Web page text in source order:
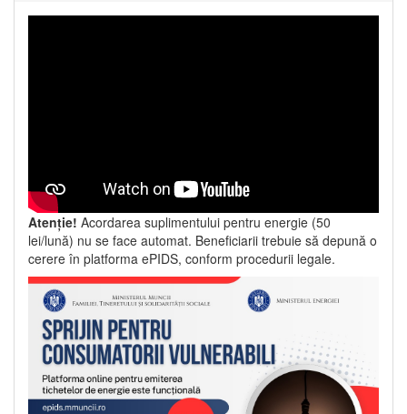
Atenție! Acordarea suplimentului pentru energie (50
lei/lună) nu se face automat. Beneficiarii trebuie să depună o
cerere în platforma ePIDS, conform procedurii legale.